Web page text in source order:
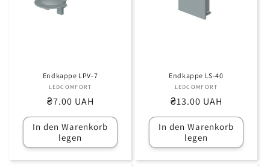
Endkappe LPV-7
Anbieter:
LEDCOMFORT
Normaler
Preis
₴7.00 UAH
In den Warenkorb
legen
Endkappe LS-40
Anbieter:
LEDCOMFORT
Normaler
Preis
₴13.00 UAH
In den Warenkorb
legen